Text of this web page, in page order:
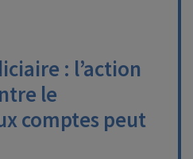
: l’action
le
comptes peut